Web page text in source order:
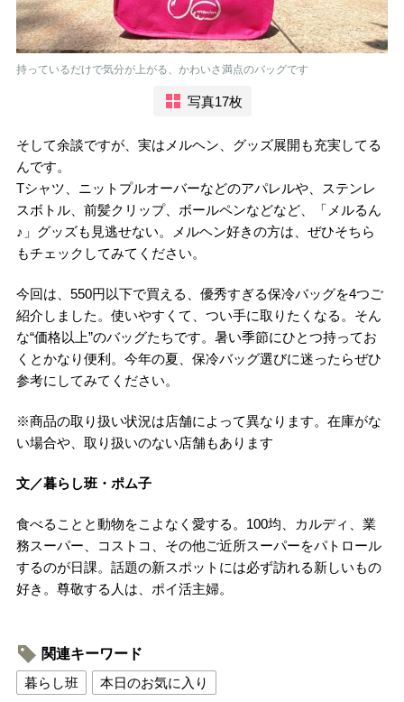
持っているだけで気分が上がる、かわいさ満点のバッグです
写真17枚
そして余談ですが、実はメルヘン、グッズ展開も充実してる
んです。
Tシャツ、ニットプルオーバーなどのアパレルや、ステンレ
スボトル、前髪クリップ、ボールペンなどなど、「メルるん
♪」グッズも見逃せない。メルヘン好きの方は、ぜひそちら
もチェックしてみてください。
今回は、550円以下で買える、優秀すぎる保冷バッグを4つご
紹介しました。使いやすくて、つい手に取りたくなる。そん
な“価格以上”のバッグたちです。暑い季節にひとつ持ってお
くとかなり便利。今年の夏、保冷バッグ選びに迷ったらぜひ
参考にしてみてください。
※商品の取り扱い状況は店舗によって異なります。在庫がな
い場合や、取り扱いのない店舗もあります
文／暮らし班・ポム子
食べることと動物をこよなく愛する。100均、カルディ、業
務スーパー、コストコ、その他ご近所スーパーをパトロール
するのが日課。話題の新スポットには必ず訪れる新しいもの
好き。尊敬する人は、ポイ活主婦。
関連キーワード
暮らし班
本日のお気に入り